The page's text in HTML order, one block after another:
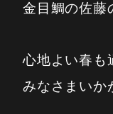
金目鯛の佐藤
心地よい春も
みなさまいか